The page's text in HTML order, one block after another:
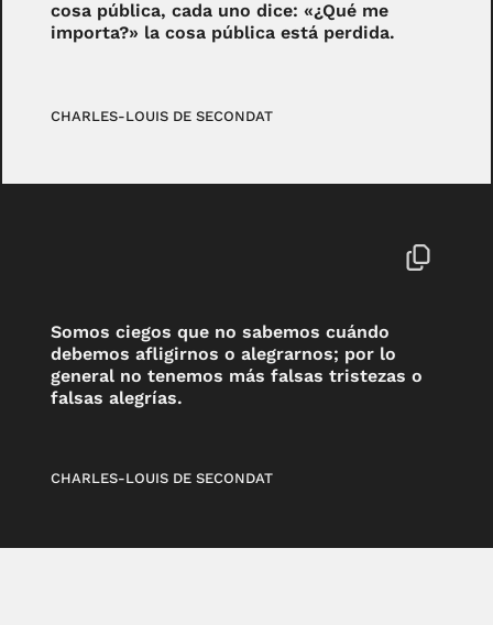
cosa pública, cada uno dice: «¿Qué me
importa?» la cosa pública está perdida.
CHARLES-LOUIS DE SECONDAT
Somos ciegos que no sabemos cuándo
debemos afligirnos o alegrarnos; por lo
general no tenemos más falsas tristezas o
falsas alegrías.
CHARLES-LOUIS DE SECONDAT